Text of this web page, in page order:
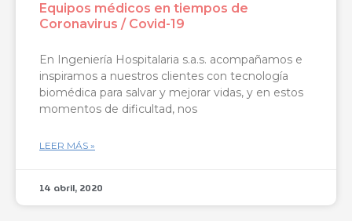
Equipos médicos en tiempos de
Coronavirus / Covid-19
En Ingeniería Hospitalaria s.a.s. acompañamos e
inspiramos a nuestros clientes con tecnología
biomédica para salvar y mejorar vidas, y en estos
momentos de dificultad, nos
LEER MÁS »
14 abril, 2020